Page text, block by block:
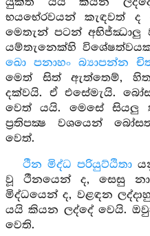
භයභේරවයන් කැඳවත් ද
මෙතැන් පටන් අභිජ්ඣාලු
යම්තැනෙක්හි
ඛො පනාහං බ්‍යාපන්න
මෙත් සිත් ඇත්තෙම්,
දක්වයි. ඒ එසේමැයි.
වෙත් යයි. මෙසේ සියලු
ප්‍රතිපක්‍ෂ වශයෙන්
වෙත්.
ථීන මිද්ධ පරියුට්ඨිතා
වූ ථීනයෙන් ද, සෙසු
මිද්ධයෙන් ද, වළඳන
යයි කියන ලද්දේ වෙයි.
වෙති.